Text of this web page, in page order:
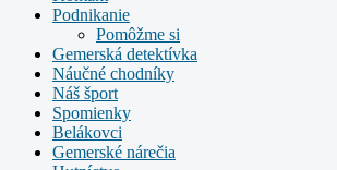
Podnikanie
Pomôžme si
Gemerská detektívka
Náučné chodníky
Náš šport
Spomienky
Belákovci
Gemerské nárečia